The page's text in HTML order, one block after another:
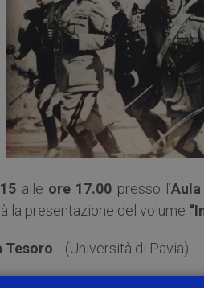
alle ore 17.00 presso l’
la presentazione del volume
Tesoro (Università di Pavia)